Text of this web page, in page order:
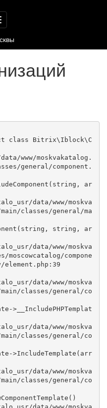
class Bitrix\Iblock\C
www/moskvakatalog.
general/component.
ar
classes/general/ma
string, ar
compone
classes/general/co
>__IncludePHPTemplat
classes/general/co
>IncludeTemplate(arr
classes/general/co